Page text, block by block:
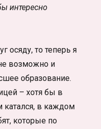
интересно
осяду, то теперь я
возможно и
образование.
– хотя бы в
катался, в каждом
которые по